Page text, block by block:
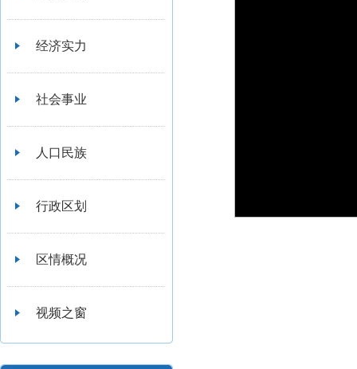
经济实力
社会事业
人口民族
行政区划
区情概况
视频之窗